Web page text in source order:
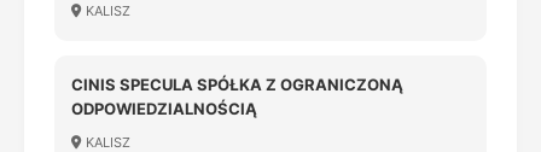
KALISZ
CINIS SPECULA SPÓŁKA Z OGRANICZONĄ
ODPOWIEDZIALNOŚCIĄ
KALISZ